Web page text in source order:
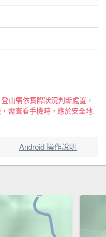
山需依實際狀況判斷處置，
需查看手機時，應於安全地
Android 操作說明